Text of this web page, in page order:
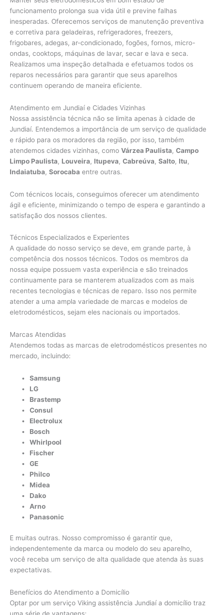
funcionamento prolonga sua vida útil e previne falhas
inesperadas. Oferecemos serviços de manutenção preventiva
e corretiva para geladeiras, refrigeradores, freezers,
frigobares, adegas, ar-condicionado, fogões, fornos, micro-
ondas, cooktops, máquinas de lavar, secar e lava e seca.
Realizamos uma inspeção detalhada e efetuamos todos os
reparos necessários para garantir que seus aparelhos
continuem operando de maneira eficiente.
Atendimento em Jundiaí e Cidades Vizinhas
Nossa assistência técnica não se limita apenas à cidade de
Jundiaí. Entendemos a importância de um serviço de qualidade
e rápido para os moradores da região, por isso, também
atendemos cidades vizinhas, como Várzea Paulista, Campo
Limpo Paulista, Louveira, Itupeva, Cabreúva, Salto, Itu,
Indaiatuba, Sorocaba entre outras.
Com técnicos locais, conseguimos oferecer um atendimento
ágil e eficiente, minimizando o tempo de espera e garantindo a
satisfação dos nossos clientes.
Técnicos Especializados e Experientes
A qualidade do nosso serviço se deve, em grande parte, à
competência dos nossos técnicos. Todos os membros da
nossa equipe possuem vasta experiência e são treinados
continuamente para se manterem atualizados com as mais
recentes tecnologias e técnicas de reparo. Isso nos permite
atender a uma ampla variedade de marcas e modelos de
eletrodomésticos, sejam eles nacionais ou importados.
Marcas Atendidas
Atendemos todas as marcas de eletrodomésticos presentes no
mercado, incluindo:
Samsung
LG
Brastemp
Consul
Electrolux
Bosch
Whirlpool
Fischer
GE
Philco
Midea
Dako
Arno
Panasonic
E muitas outras. Nosso compromisso é garantir que,
independentemente da marca ou modelo do seu aparelho,
você receba um serviço de alta qualidade que atenda às suas
expectativas.
Benefícios do Atendimento a Domicílio
Optar por um serviço Viking assistência Jundiaí a domicílio traz
uma série de vantagens: